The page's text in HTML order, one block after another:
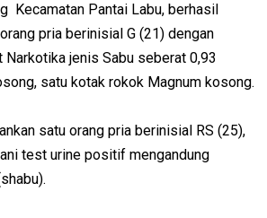
Kecamatan Pantai Labu, berhasil
pria berinisial G (21) dengan
Narkotika jenis Sabu seberat 0,93
satu kotak rokok Magnum kosong.
satu orang pria berinisial RS (25),
test urine positif mengandung